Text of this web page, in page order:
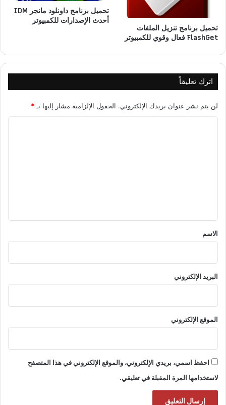
تحميل برنامج تنزيل الملفات
FlashGet فعال وقوي للكمبيوتر
تحميل برنامج داونلود مانجر IDM
أحدث الإصدارات للكمبيوتر
اترك تعليقاً
لن يتم نشر عنوان بريدك الإلكتروني. الحقول الإلزامية مشار إليها بـ *
*
الاسم
البريد الإلكتروني
الموقع الإلكتروني
احفظ اسمي، بريدي الإلكتروني، والموقع الإلكتروني في هذا المتصفح
لاستخدامها المرة المقبلة في تعليقي.